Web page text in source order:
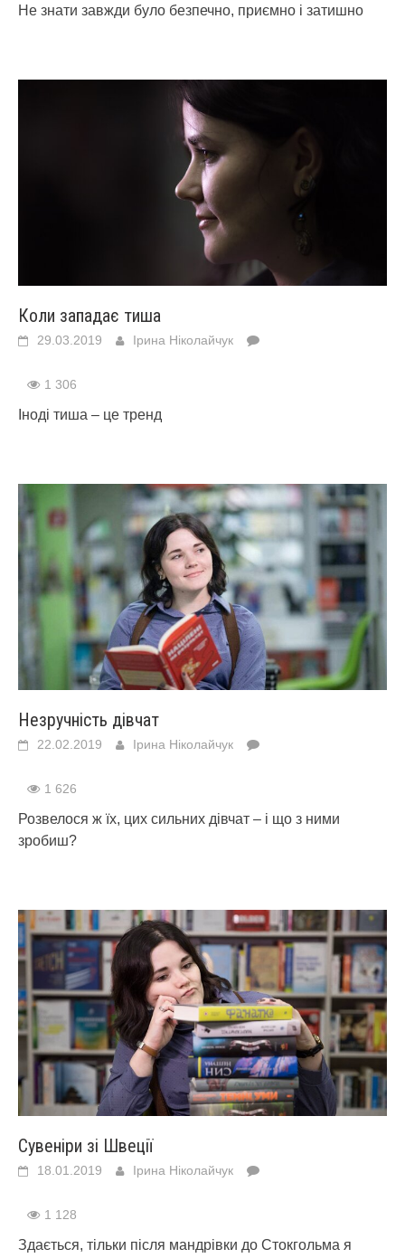
Не знати завжди було безпечно, приємно і затишно
Коли западає тиша
29.03.2019 Ірина Ніколайчук
1 306
Іноді тиша – це тренд
Незручність дівчат
22.02.2019 Ірина Ніколайчук
1 626
Розвелося ж їх, цих сильних дівчат – і що з ними
зробиш?
Сувеніри зі Швеції
18.01.2019 Ірина Ніколайчук
1 128
Здається, тільки після мандрівки до Стокгольма я